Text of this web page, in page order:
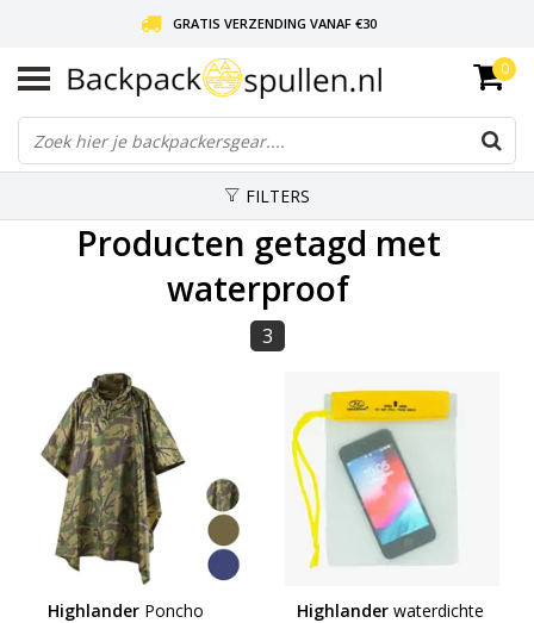
GRATIS VERZENDING VANAF €30
LIEFDE VOOR BACKPACKEN!
30 DAGEN GRATIS RETOUR
0
FILTERS
Producten getagd met
waterproof
3
Highlander Poncho
Highlander waterdichte